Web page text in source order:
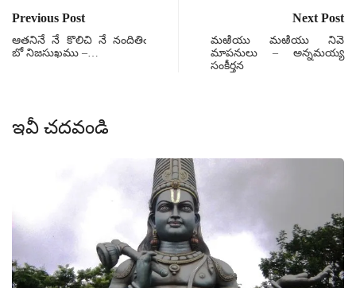
Previous Post
ఆతనినే నే కొలిచి నే నందితిఁ
బో నిజసుఖము –…
Next Post
మఱియు మఱియు నివె
మాపనులు – అన్నమయ్య
సంకీర్తన
ఇవీ చదవండి